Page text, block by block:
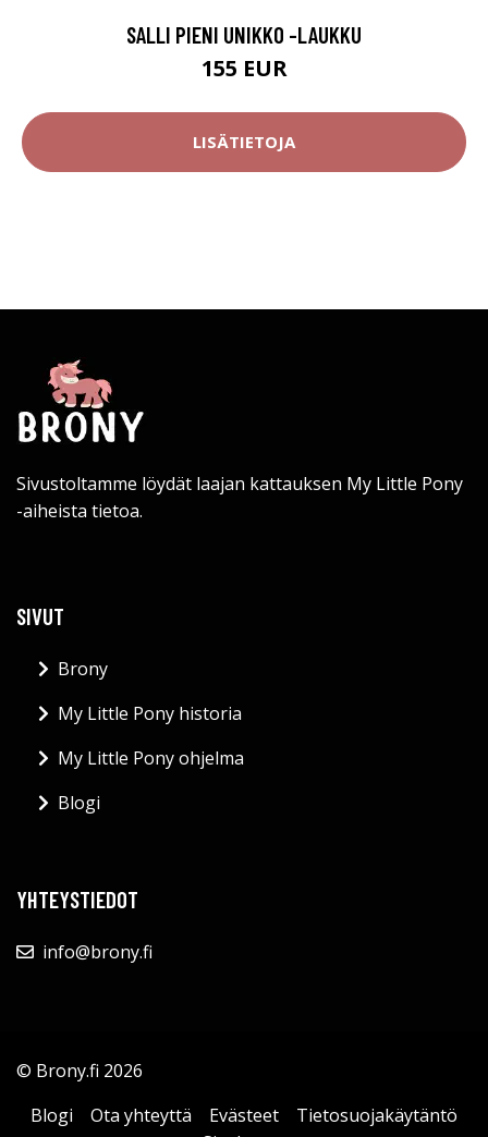
SALLI PIENI UNIKKO -LAUKKU
155 EUR
LISÄTIETOJA
Sivustoltamme löydät laajan kattauksen My Little Pony
-aiheista tietoa.
SIVUT
Brony
My Little Pony historia
My Little Pony ohjelma
Blogi
YHTEYSTIEDOT
info@brony.fi
© Brony.fi 2026
Blogi
Ota yhteyttä Evästeet
Tietosuojakäytäntö